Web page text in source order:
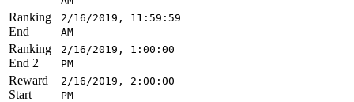
Ranking
End
2/16/2019, 11:59:59
AM
Ranking
End 2
2/16/2019, 1:00:00
PM
Reward
Start
2/16/2019, 2:00:00
PM